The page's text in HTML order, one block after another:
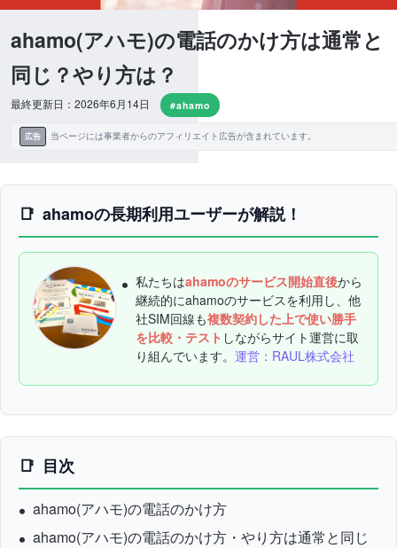
ahamo(アハモ)の電話のかけ方は通常と
同じ？やり方は？
最終更新日：2026年6月14日 #ahamo
広告 当ページには事業者からのアフィリエイト広告が含まれています。
ahamoの長期利用ユーザーが解説！
私たちはahamoのサービス開始直後から
継続的にahamoのサービスを利用し、他
社SIM回線も複数契約した上で使い勝手
を比較・テスト しながらサイト運営に取
り組んでいます。 運営：RAUL株式会社
目次
ahamo(アハモ)の電話のかけ方
ahamo(アハモ)の電話のかけ方・やり方は通常と同じ